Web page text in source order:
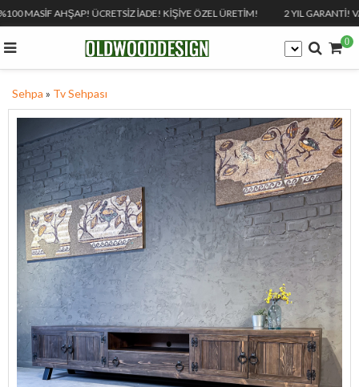
MASİF AHŞAP! ÜCRETSİZ İADE! KİŞİYE ÖZEL ÜRETİM! 2 YIL GARANTİ!
0
Sehpa » Tv Sehpası